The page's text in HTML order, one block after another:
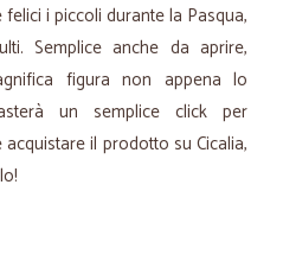
i piccoli durante la Pasqua,
Semplice anche da aprire,
figura non appena lo
un semplice click per
il prodotto su Cicalia,